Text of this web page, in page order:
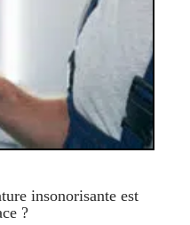
insonorisante est
?